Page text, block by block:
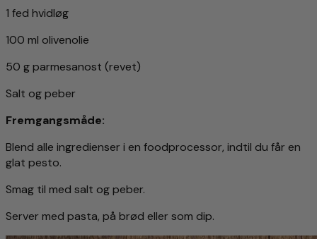
1 fed hvidløg
100 ml olivenolie
50 g parmesanost (revet)
Salt og peber
Fremgangsmåde:
Blend alle ingredienser i en foodprocessor, indtil du får en
glat pesto.
Smag til med salt og peber.
Server med pasta, på brød eller som dip.